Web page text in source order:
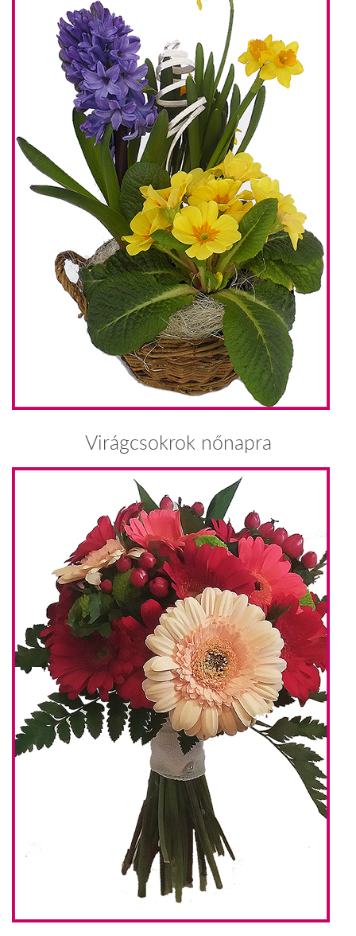
Virágcsokrok nőnapra